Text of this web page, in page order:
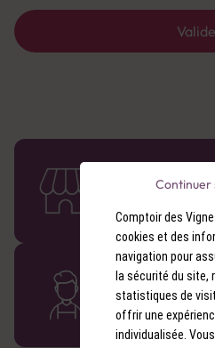
58 caves en
Retrouvez le
Des cavistes à
Bénéficiez de
avec le sourire :)
Comptoir des
cookies et des
navigation pour
la sécurité du site,
statistiques de
offrir une
individualisée.
Continuer